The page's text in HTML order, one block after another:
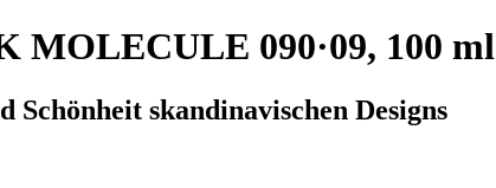
MOLECULE 090·09, 100 ml
skandinavischen Designs